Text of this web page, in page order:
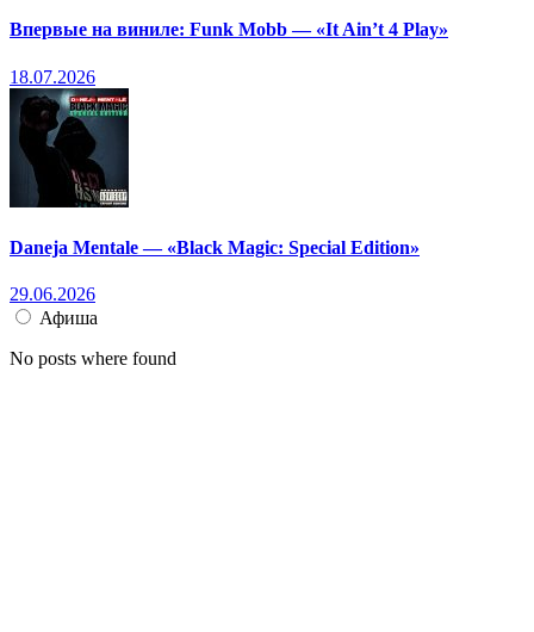
Впервые на виниле: Funk Mobb — «It Ain’t 4 Play»
18.07.2026
Daneja Mentale — «Black Magic: Special Edition»
29.06.2026
Афиша
No posts where found